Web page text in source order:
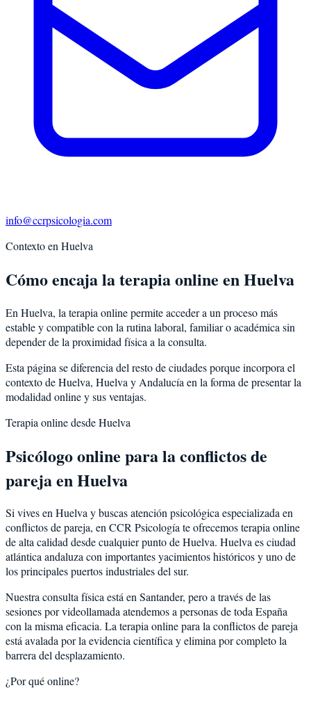
info@ccrpsicologia.com
Contexto en Huelva
Cómo encaja la terapia online en Huelva
En Huelva, la terapia online permite acceder a un proceso más
estable y compatible con la rutina laboral, familiar o académica sin
depender de la proximidad física a la consulta.
Esta página se diferencia del resto de ciudades porque incorpora el
contexto deHuelva, Huelva y Andalucía en la forma de presentar la
modalidad online y sus ventajas.
Terapia online desdeHuelva
Psicólogo online para laconflictos de
parejaenHuelva
Si vives enHuelvay buscas atención psicológica especializada en
conflictos de pareja, en CCR Psicología te ofrecemos terapia online
de alta calidad desde cualquier punto deHuelva. Huelvaesciudad
atlántica andaluza con importantes yacimientos históricos y uno de
los principales puertos industriales del sur.
Nuestra consulta física está en Santander, pero a través de las
sesiones por videollamada atendemos a personas de toda España
con la misma eficacia. La terapia online para laconflictos de pareja
está avalada por la evidencia científica y elimina por completo la
barrera del desplazamiento.
¿Por qué online?